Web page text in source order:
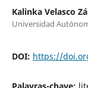
Kalinka Velasco
Universidad
DOI: https://